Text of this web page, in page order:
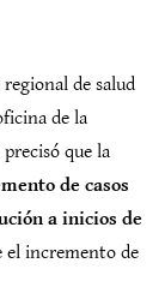
de salud
de la
que la
de casos
a inicios de
el incremento de